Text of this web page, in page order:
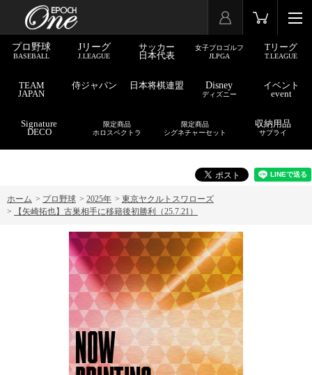
プロ野球
BASEBALL
Jリーグ
J.LEAGUE
サッカー
日本代表
女子プロゴルフ
JLPGA
Tリーグ
T.LEAGUE
TEAM
JAPAN
侍ジャパン 日本将棋連盟 Disney
ディズニー
イベント
event
Signature
DECO
限定商品
ホロスペクトラ
限定商品
シグネチャーセット
収納用品
サプライ
ホーム > プロ野球 > 2025年 > 東京ヤクルトスワローズ
>
【矢崎拓也】古巣相手に移籍後初勝利（25.7.21）